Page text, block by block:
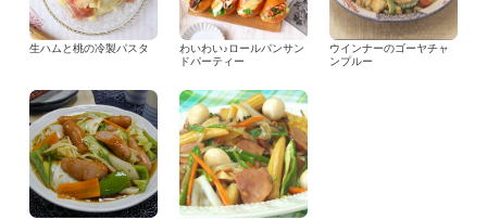
生ハムと桃の冷製パスタ
わいわい♪ロールパンサン
ドパーティー
ウインナーのゴーヤチャ
ンプルー